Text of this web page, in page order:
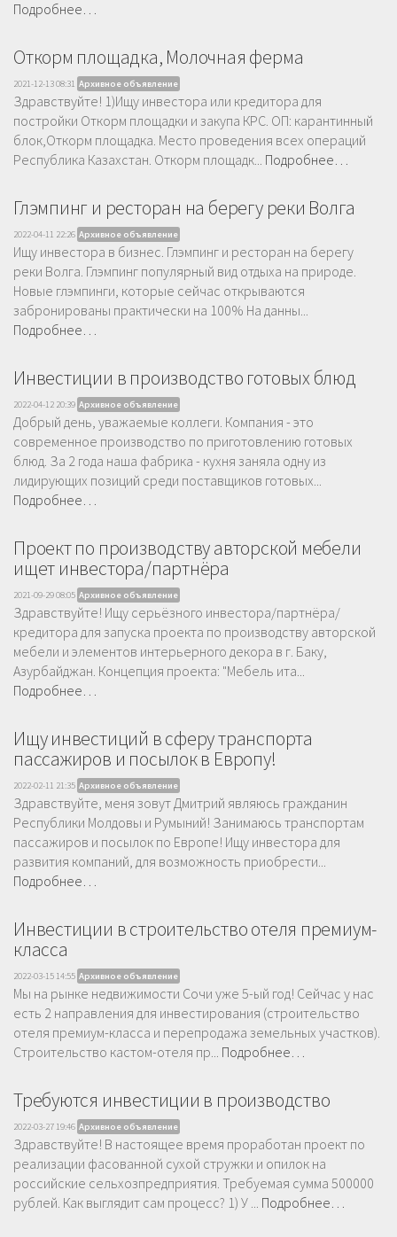
Подробнее…
Откорм площадка, Молочная ферма
2021-12-13 08:31 Архивное объявление
Здравствуйте! 1)Ищу инвестора или кредитора для
постройки Откорм площадки и закупа КРС. ОП: карантинный
блок,Откорм площадка. Место проведения всех операций
Республика Казахстан. Откорм площадк... Подробнее…
Глэмпинг и ресторан на берегу реки Волга
2022-04-11 22:26 Архивное объявление
Ищу инвестора в бизнес. Глэмпинг и ресторан на берегу
реки Волга. Глэмпинг популярный вид отдыха на природе.
Новые глэмпинги, которые сейчас открываются
забронированы практически на 100% На данны...
Подробнее…
Инвестиции в производство готовых блюд
2022-04-12 20:39 Архивное объявление
Добрый день, уважаемые коллеги. Компания - это
современное производство по приготовлению готовых
блюд. За 2 года наша фабрика - кухня заняла одну из
лидирующих позиций среди поставщиков готовых...
Подробнее…
Проект по производству авторской мебели
ищет инвестора/партнёра
2021-09-29 08:05 Архивное объявление
Здравствуйте! Ищу серьёзного инвестора/партнёра/
кредитора для запуска проекта по производству авторской
мебели и элементов интерьерного декора в г. Баку,
Азурбайджан. Концепция проекта: "Мебель ита...
Подробнее…
Ищу инвестиций в сферу транспорта
пассажиров и посылок в Европу!
2022-02-11 21:35 Архивное объявление
Здравствуйте, меня зовут Дмитрий являюсь гражданин
Республики Молдовы и Румыний! Занимаюсь транспортам
пассажиров и посылок по Европе! Ищу инвестора для
развития компаний, для возможность приобрести...
Подробнее…
Инвестиции в строительство отеля премиум-
класса
2022-03-15 14:55 Архивное объявление
Мы на рынке недвижимости Сочи уже 5-ый год! Сейчас у нас
есть 2 направления для инвестирования (строительство
отеля премиум-класса и перепродажа земельных участков).
Строительство кастом-отеля пр... Подробнее…
Требуются инвестиции в производство
2022-03-27 19:46 Архивное объявление
Здравствуйте! В настоящее время проработан проект по
реализации фасованной сухой стружки и опилок на
российские сельхозпредприятия. Требуемая сумма 500000
рублей. Как выглядит сам процесс? 1) У ... Подробнее…